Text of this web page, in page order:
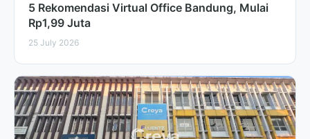
5 Rekomendasi Virtual Office Bandung, Mulai
Rp1,99 Juta
25 July 2026